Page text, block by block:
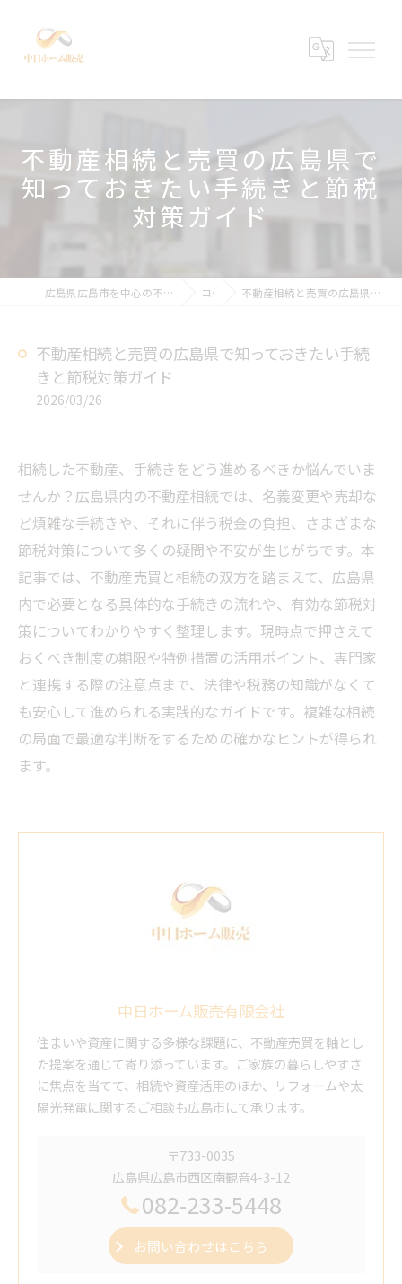
不動産相続と売買の広島県で
知っておきたい手続きと節税
対策ガイド
広島県広島市を中心の不動産売買なら中日ホーム販売有限会社 コラム 不動産相続と売買の広島県で知っておきたい手続きと節税対策ガイド
不動産相続と売買の広島県で知っておきたい手続
きと節税対策ガイド
2026/03/26
相続した不動産、手続きをどう進めるべきか悩んでいま
せんか？広島県内の不動産相続では、名義変更や売却な
ど煩雑な手続きや、それに伴う税金の負担、さまざまな
節税対策について多くの疑問や不安が生じがちです。本
記事では、不動産売買と相続の双方を踏まえて、広島県
内で必要となる具体的な手続きの流れや、有効な節税対
策についてわかりやすく整理します。現時点で押さえて
おくべき制度の期限や特例措置の活用ポイント、専門家
と連携する際の注意点まで、法律や税務の知識がなくて
も安心して進められる実践的なガイドです。複雑な相続
の局面で最適な判断をするための確かなヒントが得られ
ます。
中日ホーム販売有限会社
住まいや資産に関する多様な課題に、不動産売買を軸とし
た提案を通じて寄り添っています。ご家族の暮らしやすさ
に焦点を当てて、相続や資産活用のほか、リフォームや太
陽光発電に関するご相談も広島市にて承ります。
〒733-0035
広島県広島市西区南観音4-3-12
082-233-5448
お問い合わせはこちら